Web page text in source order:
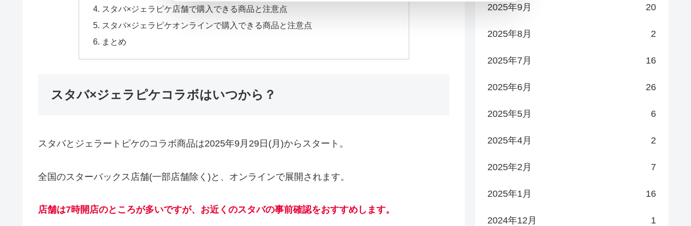
スタバ×ジェラピケ店舗で購入できる商品と注意点
スタバ×ジェラピケオンラインで購入できる商品と注意点
まとめ
スタバ×ジェラピケコラボはいつから？
スタバとジェラートピケのコラボ商品は2025年9月29日(月)からスタート。
全国のスターバックス店舗(一部店舗除く)と、オンラインで展開されます。
店舗は7時開店のところが多いですが、お近くのスタバの事前確認をおすすめします。
2025年9月 20
2025年8月 2
2025年7月 16
2025年6月 26
2025年5月 6
2025年4月 2
2025年2月 7
2025年1月 16
2024年12月 1